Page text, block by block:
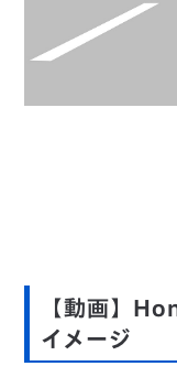
【動画】
イメージ